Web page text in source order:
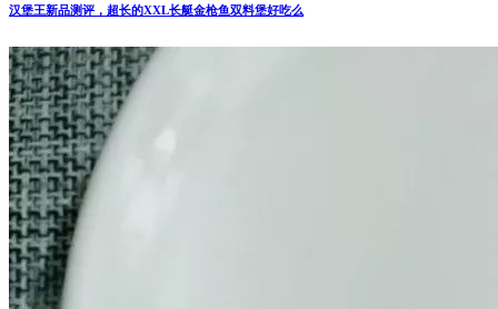
汉堡王新品测评，超长的XXL长艇金枪鱼双料堡好吃么